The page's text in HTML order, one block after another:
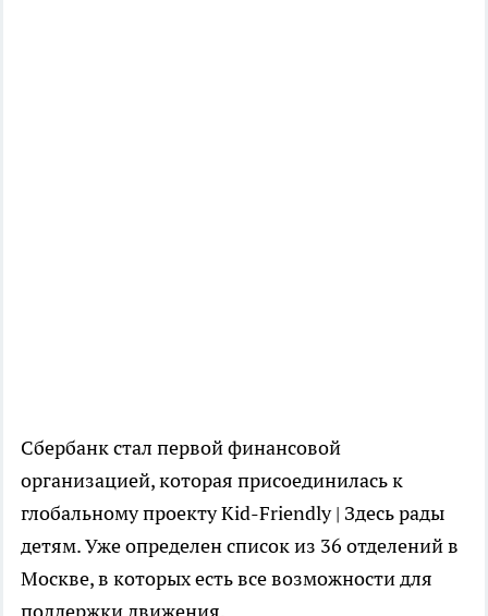
Сбербанк стал первой финансовой
организацией, которая присоединилась к
глобальному проекту Kid-Friendly | Здесь рады
детям. Уже определен список из 36 отделений в
Москве, в которых есть все возможности для